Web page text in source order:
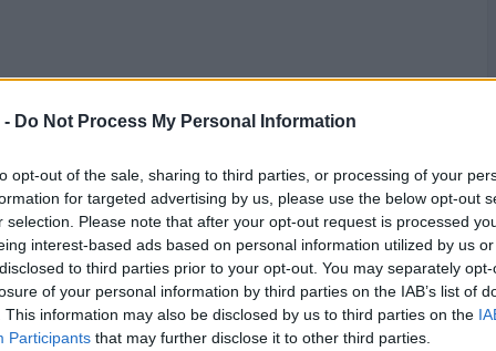
- Do Not Process My Personal Information
opt-out of the sale, sharing to third parties, or processing of your
for targeted advertising by us, please use the below opt-out
selection. Please note that after your opt-out request is processed
interest-based ads based on personal information utilized by us
to third parties prior to your opt-out. You may separately
of your personal information by third parties on the IAB’s list of
This information may also be disclosed by us to third parties on the
Participants that may further disclose it to other third parties.
az MCC Brussels valóban nem tesz eleget
kell számolniuk. Az iroda
az Európai Parlamentbe, nem
és a Bizottság alkalmazottai sem
Brussels az első olyan magyar kormányzati
rendezkedett be Brüsszelben, és nem
kimenetele nemcsak az MCC